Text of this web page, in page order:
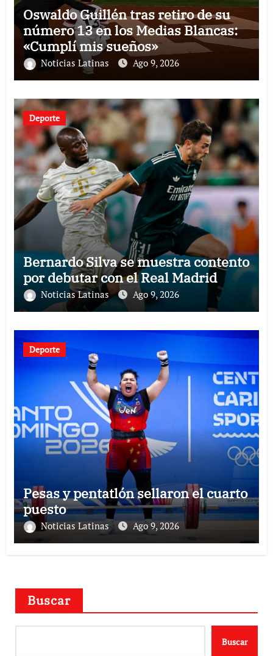
Oswaldo Guillén tras retiro de su
número 13 en los Medias Blancas:
«Cumplí mis sueños»
Noticias Latinas Ago 9, 2026
Deporte
Bernardo Silva se muestra contento
por debutar con el Real Madrid
Noticias Latinas Ago 9, 2026
Deporte
Pesas y pentatlón sellaron el cuarto
puesto
Noticias Latinas Ago 9, 2026
Buscar
Buscar